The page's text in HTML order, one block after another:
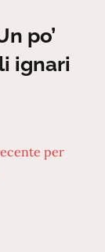
po’
ignari
per